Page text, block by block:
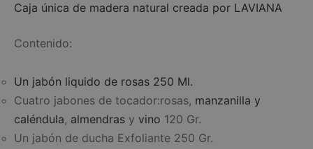
Caja única de madera natural creada por LAVIANA
Contenido:
Un jabón liquido de rosas 250 Ml.
Cuatro jabones de tocador:rosas, manzanilla y
caléndula, almendras y vino 120 Gr.
Un jabón de ducha Exfoliante 250 Gr.